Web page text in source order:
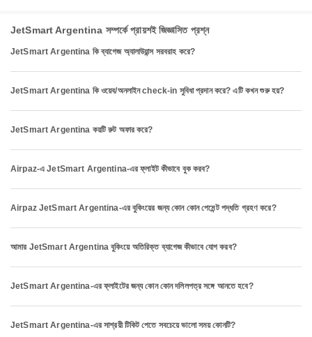
JetSmart Argentina সম্পর্কে প্রায়শই জিজ্ঞাসিত প্রশ্ন
JetSmart Argentina কি ব্যাগেজ অ্যালাউয়ান্স সরবরাহ করে?
JetSmart Argentina কি ওয়েব/অনলাইন check-in সুবিধা প্রদান করে? এটি কখন শুরু হয়?
JetSmart Argentina কয়টি রুট অফার করে?
Airpaz-এ JetSmart Argentina-এর ফ্লাইট কীভাবে বুক করব?
Airpaz JetSmart Argentina-এর বুকিংয়ের জন্য কোন কোন পেমেন্ট পদ্ধতি গ্রহণ করে?
আমার JetSmart Argentina বুকিংয়ে অতিরিক্ত ব্যাগেজ কীভাবে যোগ করব?
JetSmart Argentina-এর ফ্লাইটের জন্য কোন কোন দলিলপত্র সঙ্গে আনতে হবে?
JetSmart Argentina-এর সাশ্রয়ী টিকিট পেতে সবচেয়ে ভালো সময় কোনটি?